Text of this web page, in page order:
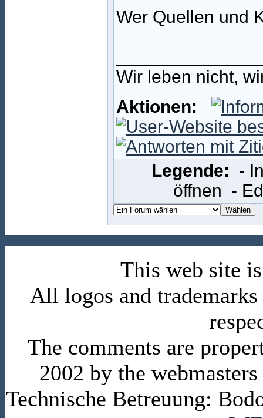
Wer Quellen und
Wir leben nicht,
Aktionen:
Legende: -
öffnen -
This web site
All logos and
The comments are
2002 by the
Technische Betreuung: